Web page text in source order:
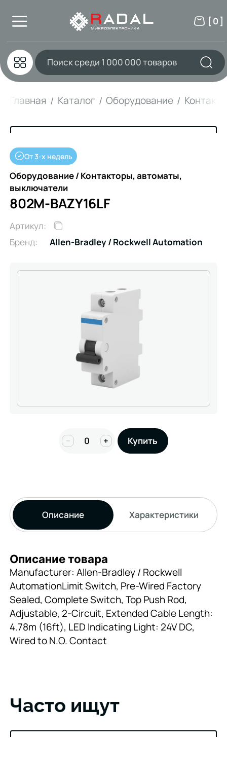
[ 0 ]
Главная Каталог Оборудование
От 3-х недель
Оборудование / Контакторы, автоматы,
выключатели
802M-BAZY16LF
Артикул:
Бренд:
Allen-Bradley / Rockwell Automation
− + Купить
Описание Характеристики
Описание товара
Manufacturer: Allen-Bradley / Rockwell
AutomationLimit Switch, Pre-Wired Factory
Sealed, Complete Switch, Top Push Rod,
Adjustable, 2-Circuit, Extended Cable Length:
4.78m (16ft), LED Indicating Light: 24V DC,
Wired to N.O. Contact
Часто ищут